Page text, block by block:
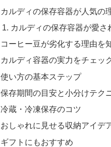
カルディの保存容器が人気の
カルディの保存容器が愛さ
コーヒー豆が劣化する理由を
カルディ容器の実力をチェッ
使い方の基本ステップ
保存期間の目安と小分けテク
冷蔵・冷凍保存のコツ
おしゃれに見せる収納アイデ
ギフトにもおすすめ